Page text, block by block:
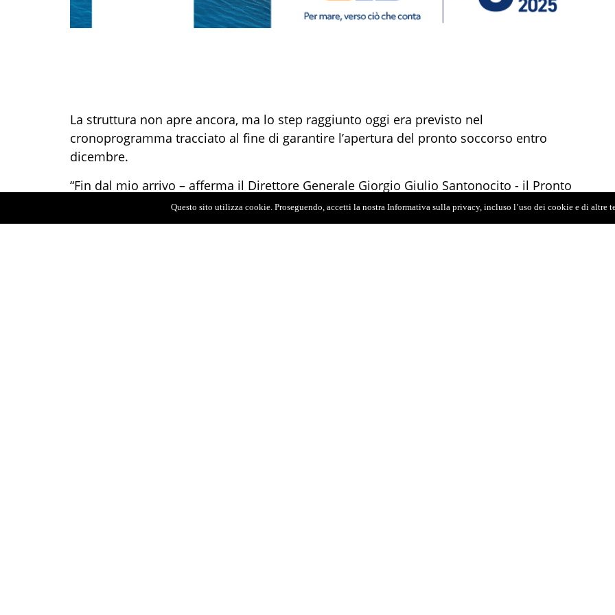
La struttura non apre ancora, ma lo step raggiunto oggi era previsto nel
cronoprogramma tracciato al fine di garantire l’apertura del pronto soccorso entro
dicembre.
“Fin dal mio arrivo – afferma il Direttore Generale Giorgio Giulio Santonocito - il Pronto
Soccorso ha rappresentato una priorità e il 31 Ottobre era la data che avevamo previsto
per questo primo step. Continuiamo a lavorare per consentire l’avvio dell’attività
Questo sito utilizza cookie. Proseguendo, accetti la nostra Informativa sulla privacy, incluso l’uso dei cookie e di altre